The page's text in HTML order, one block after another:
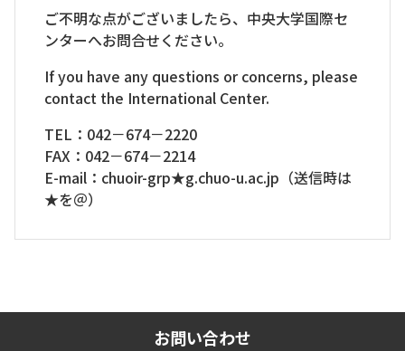
ご不明な点がございましたら、中央大学国際セ
ンターへお問合せください。
If you have any questions or concerns, please
contact the International Center.
TEL：042－674－2220
FAX：042－674－2214
E-mail：chuoir-grp★g.chuo-u.ac.jp（送信時は
★を＠）
お問い合わせ